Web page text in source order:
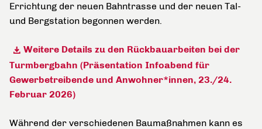
Errichtung der neuen Bahntrasse und der neuen Tal-
und Bergstation begonnen werden.
Weitere Details zu den Rückbauarbeiten bei der
Turmbergbahn (Präsentation Infoabend für
Gewerbetreibende und Anwohner*innen, 23./24.
Februar 2026)
Während der verschiedenen Baumaßnahmen kann es